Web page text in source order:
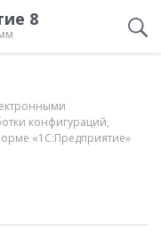
8
конфигураций,
«1С:Предприятие»